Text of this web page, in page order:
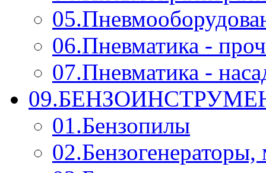
06.Пневматика -
07.Пневматика -
01.Бензопилы